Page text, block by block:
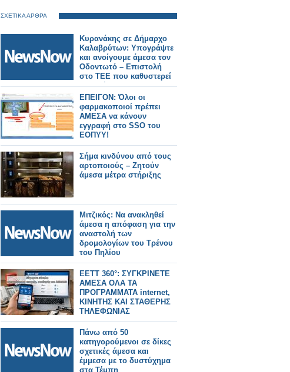
ΣΧΕΤΙΚΑ ΑΡΘΡΑ
Κυρανάκης σε Δήμαρχο
Καλαβρύτων: Υπογράψτε
και ανοίγουμε άμεσα τον
Οδοντωτό – Επιστολή
στο ΤΕΕ που καθυστερεί
τη μελέτη.
ΕΠΕΙΓΟΝ: Όλοι οι
φαρμακοποιοί πρέπει
ΑΜΕΣΑ να κάνουν
εγγραφή στο SSO του
ΕΟΠΥΥ!
Σήμα κινδύνου από τους
αρτοποιούς – Ζητούν
άμεσα μέτρα στήριξης
Μιτζικός: Να ανακληθεί
άμεσα η απόφαση για την
αναστολή των
δρομολογίων του Τρένου
του Πηλίου
ΕΕΤΤ 360°: ΣΥΓΚΡΙΝΕΤΕ
ΑΜΕΣΑ ΟΛΑ ΤΑ
ΠΡΟΓΡΑΜΜΑΤΑ internet,
ΚΙΝΗΤΗΣ ΚΑΙ ΣΤΑΘΕΡΗΣ
ΤΗΛΕΦΩΝΙΑΣ
Πάνω από 50
κατηγορούμενοι σε δίκες
σχετικές άμεσα και
έμμεσα με το δυστύχημα
στα Τέμπη